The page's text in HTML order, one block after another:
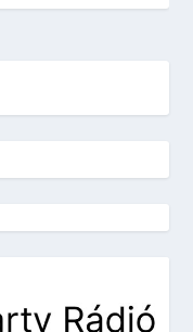
Vörösmarty Rádió